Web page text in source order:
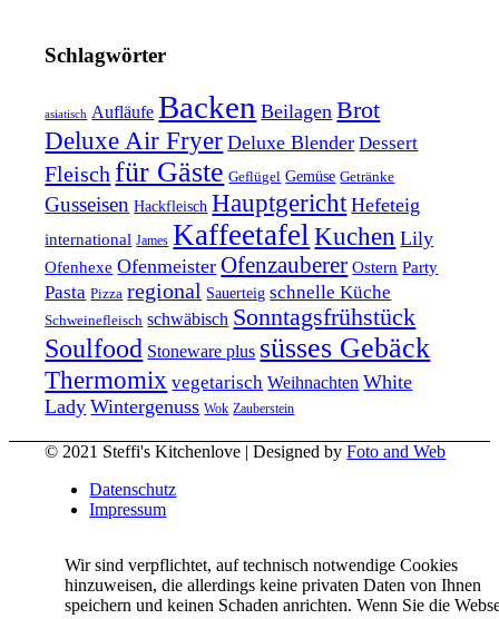
Schlagwörter
asiatisch Aufläufe Backen Beilagen Brot
Deluxe Air Fryer Deluxe Blender Dessert
Fleisch für Gäste Geflügel Gemüse Getränke
Gusseisen Hackfleisch Hauptgericht Hefeteig
international James Kaffeetafel Kuchen Lily
Ofenhexe Ofenmeister Ofenzauberer Ostern Party
Pasta Pizza regional Sauerteig schnelle Küche
Schweinefleisch schwäbisch Sonntagsfrühstück
Soulfood Stoneware plus süsses Gebäck
Thermomix vegetarisch Weihnachten White
Lady Wintergenuss Wok Zauberstein
© 2021 Steffi's Kitchenlove | Designed byFoto and Web
Datenschutz
Impressum
Wir sind verpflichtet, auf technisch notwendige Cookies
hinzuweisen, die allerdings keine privaten Daten von Ihnen
speichern und keinen Schaden anrichten. Wenn Sie die